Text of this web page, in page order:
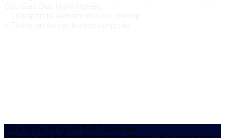
Cổng thông tin Kỳ thi THPT Quốc gia